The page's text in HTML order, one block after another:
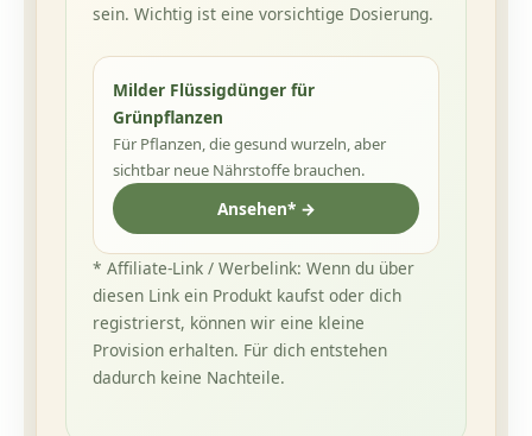
sein. Wichtig ist eine vorsichtige Dosierung.
Milder Flüssigdünger für
Grünpflanzen
Für Pflanzen, die gesund wurzeln, aber
sichtbar neue Nährstoffe brauchen.
Ansehen* →
* Affiliate-Link / Werbelink: Wenn du über
diesen Link ein Produkt kaufst oder dich
registrierst, können wir eine kleine
Provision erhalten. Für dich entstehen
dadurch keine Nachteile.